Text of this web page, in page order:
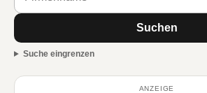
Suchen
Suche eingrenzen
ANZEIGE